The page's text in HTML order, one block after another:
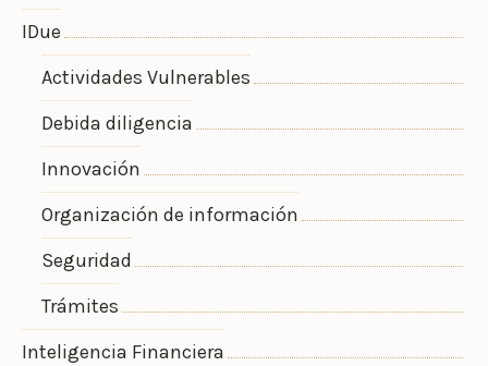
IDue
Actividades Vulnerables
Debida diligencia
Innovación
Organización de información
Seguridad
Trámites
Inteligencia Financiera